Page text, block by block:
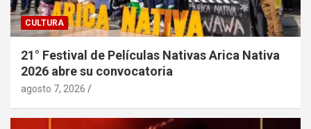
CULTURA
21° Festival de Películas Nativas Arica Nativa
2026 abre su convocatoria
agosto 7, 2026